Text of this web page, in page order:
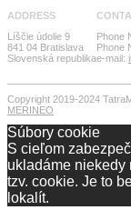
ADDRESS
Líščie údolie 9
841 04 Bratislava
Slovenská republika
Phone
Phone
e-mail:
Copyright 2019-2024
MERINEO
Súbory cookie
S cieľom
ukladáme niekedy
tzv. cookie. Je to
lokalít.